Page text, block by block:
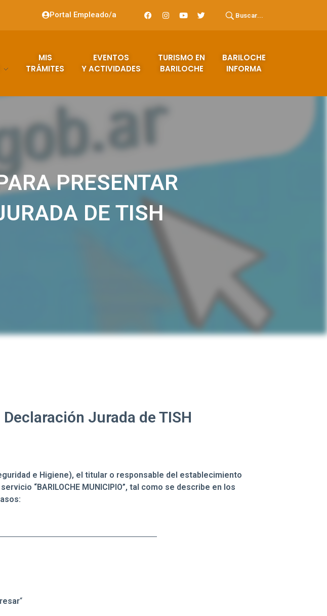
Portal Empleado/a Buscar...
MIS
TRÁMITES
EVENTOS
Y ACTIVIDADES
TURISMO EN
BARILOCHE
BARILOCHE
INFORMA
PRESENTAR
DE TISH
Jurada de TISH
e Higiene), el titular o responsable del establecimiento
“BARILOCHE MUNICIPIO”, tal como se describe en los
“